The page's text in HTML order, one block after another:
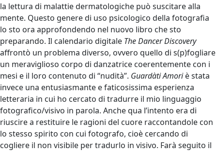
la lettura di malattie dermatologiche può suscitare alla
mente. Questo genere di uso psicologico della fotografia
lo sto ora approfondendo nel nuovo libro che sto
preparando. Il calendario digitale The Dancer Discovery
affrontò un problema diverso, ovvero quello di s(p)fogliare
un meraviglioso corpo di danzatrice coerentemente con i
mesi e il loro contenuto di “nudità”. GuardàtiAmoriè stata
invece una entusiasmante e faticosissima esperienza
letteraria in cui ho cercato di tradurre il mio linguaggio
fotografico/visivo in parola. Anche qua l’intento era di
riuscire a restituire le ragioni del cuore raccontandole con
lo stesso spirito con cui fotografo, cioè cercando di
cogliere il non visibile per tradurlo in visivo. Farà seguito il